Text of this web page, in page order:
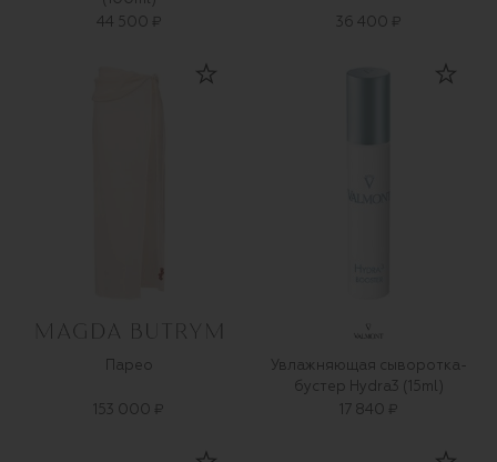
44 500 ₽
36 400 ₽
Парео
153 000 ₽
Увлажняющая сыворотка-
бустер Hydra3 (15ml)
17 840 ₽